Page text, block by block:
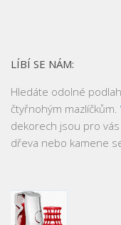
LÍBÍ SE NÁM:
Hledáte odolné
čtyřnohým mazlíčkům.
dekorech jsou pro
dřeva nebo kamene